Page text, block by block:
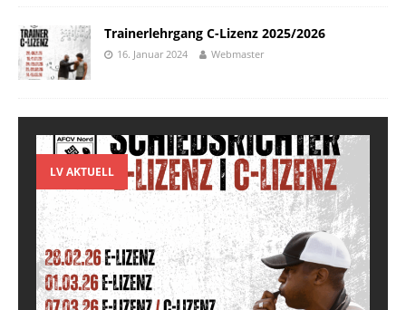
Trainerlehrgang C-Lizenz 2025/2026
16. Januar 2024 Webmaster
LV AKTUELL